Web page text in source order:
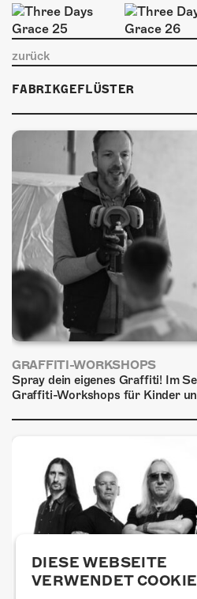
zurück
FABRIKGEFLÜSTER
GRAFFITI-WORKSHOPS
Spray dein eigenes Graffiti! Im
Graffiti-Workshops für Kinder
DIESE WEBSEITE
VERWENDET